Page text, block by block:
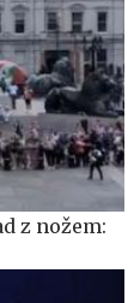
z nožem: